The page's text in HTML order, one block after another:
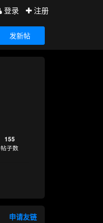
登录 注册
发新帖
155
帖子数
申请友链